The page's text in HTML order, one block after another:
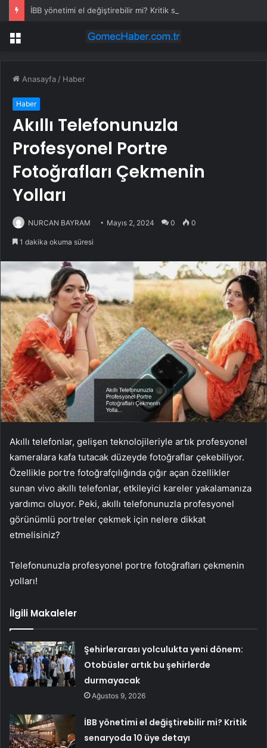
Menü
Anasayfa / Haber
Haber
Akıllı Telefonunuzla
Profesyonel Portre
Fotoğrafları Çekmenin
Yolları
NURCAN BAYRAM Mayıs 2, 2024 0 0
1 dakika okuma süresi
Akıllı telefonlar, gelişen teknolojileriyle artık profesyonel
kameralara kafa tutacak düzeyde fotoğraflar çekebiliyor.
Özellikle portre fotoğrafçılığında çığır açan özellikler
sunan vivo akıllı telefonlar, etkileyici kareler yakalamanıza
yardımcı oluyor. Peki, akıllı telefonunuzla profesyonel
görünümlü portreler çekmek için nelere dikkat
etmelisiniz?
Telefonunuzla profesyonel portre fotoğrafları çekmenin
yolları!
İlgili Makaleler
Şehirlerarası yolculukta yeni dönem:
Otobüsler artık bu şehirlerde
durmayacak
Ağustos 9, 2026
İBB yönetimi el değiştirebilir mi? Kritik
senaryoda 10 üye detayı